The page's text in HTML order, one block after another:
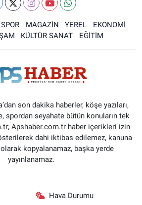
SPOR MAGAZİN YEREL
EKONOMİ
KÜLTÜR SANAT EĞİTİM
son dakika haberler, köşe yazıları,
spordan seyahate bütün konuların tek
Apshaber.com.tr haber içerikleri izin
dahi iktibas edilemez, kanuna
olarak kopyalanamaz, başka yerde
yayınlanamaz.
Hava Durumu